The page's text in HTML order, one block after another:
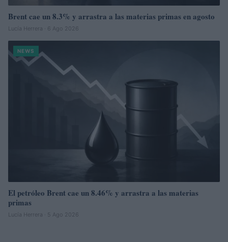
Brent cae un 8.3% y arrastra a las materias primas en agosto
Lucía Herrera · 6 Ago 2026
NEWS
El petróleo Brent cae un 8.46% y arrastra a las materias
primas
Lucía Herrera · 5 Ago 2026